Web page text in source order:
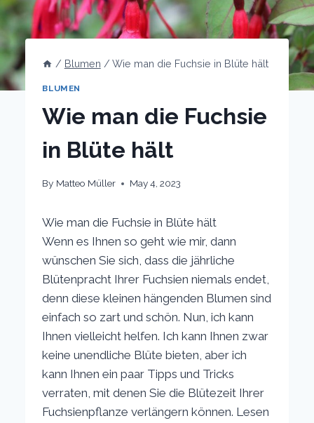
/ Blumen / Wie man die Fuchsie in Blüte hält
BLUMEN
Wie man die Fuchsie
in Blüte hält
By Matteo Müller May 4, 2023
Wie man die Fuchsie in Blüte hält
Wenn es Ihnen so geht wie mir, dann
wünschen Sie sich, dass die jährliche
Blütenpracht Ihrer Fuchsien niemals endet,
denn diese kleinen hängenden Blumen sind
einfach so zart und schön. Nun, ich kann
Ihnen vielleicht helfen. Ich kann Ihnen zwar
keine unendliche Blüte bieten, aber ich
kann Ihnen ein paar Tipps und Tricks
verraten, mit denen Sie die Blütezeit Ihrer
Fuchsienpflanze verlängern können. Lesen